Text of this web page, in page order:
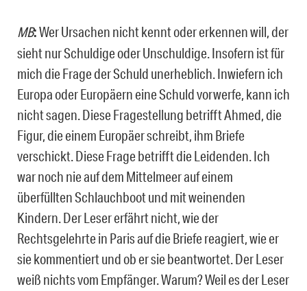
MB:Wer Ursachen nicht kennt oder erkennen will, der
sieht nur Schuldige oder Unschuldige. Insofern ist für
mich die Frage der Schuld unerheblich. Inwiefern ich
Europa oder Europäern eine Schuld vorwerfe, kann ich
nicht sagen. Diese Fragestellung betrifft Ahmed, die
Figur, die einem Europäer schreibt, ihm Briefe
verschickt. Diese Frage betrifft die Leidenden. Ich
war noch nie auf dem Mittelmeer auf einem
überfüllten Schlauchboot und mit weinenden
Kindern. Der Leser erfährt nicht, wie der
Rechtsgelehrte in Paris auf die Briefe reagiert, wie er
sie kommentiert und ob er sie beantwortet. Der Leser
weiß nichts vom Empfänger. Warum? Weil es der Leser